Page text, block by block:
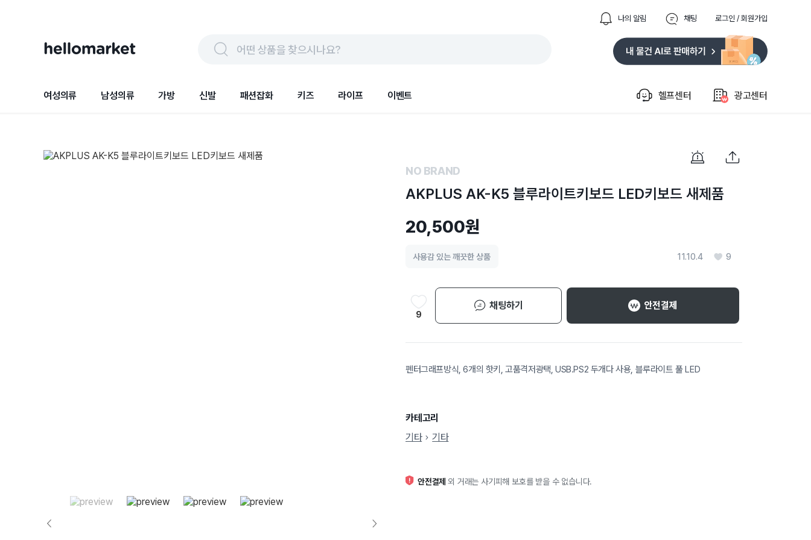
나의 알림 채팅 로그인 / 회원가입
어떤 상품을 찾으시나요?
여성의류 남성의류 가방 신발 패션잡화 키즈 라이프 이벤트 헬프센터 광고센터
NO BRAND
AKPLUS AK-K5 블루라이트키보드 LED키보드 새제품
20,500원
11.10.4 9
사용감 있는 깨끗한 상품
9
채팅하기 안전결제
펜터그래프방식, 6개의 핫키, 고품격저광택, USB.PS2 두개다 사용, 블루라이트 풀 LED
카테고리
기타
기타
안전결제 외 거래는 사기피해 보호를 받을 수 없습니다.